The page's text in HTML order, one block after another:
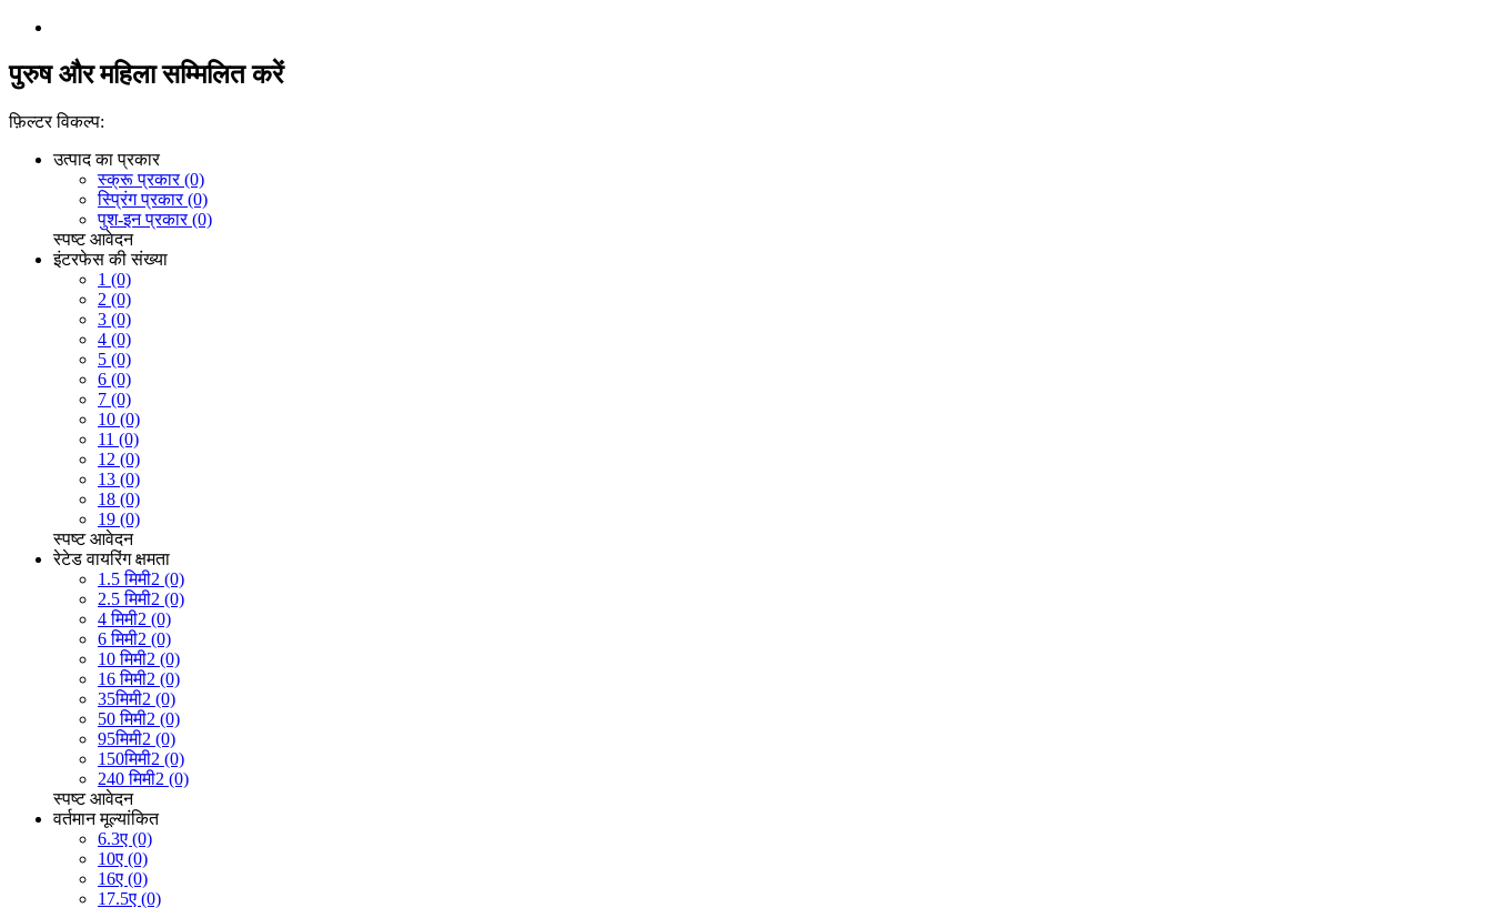
पुरुष और महिला सम्मिलित करें
फ़िल्टर विकल्प:
उत्पाद का प्रकार
स्क्रू प्रकार (0)
स्प्रिंग प्रकार (0)
पुश-इन प्रकार (0)
स्पष्ट आवेदन
इंटरफेस की संख्या
1 (0)
2 (0)
3 (0)
4 (0)
5 (0)
6 (0)
7 (0)
10 (0)
11 (0)
12 (0)
13 (0)
18 (0)
19 (0)
स्पष्ट आवेदन
रेटेड वायरिंग क्षमता
1.5 मिमी2 (0)
2.5 मिमी2 (0)
4 मिमी2 (0)
6 मिमी2 (0)
10 मिमी2 (0)
16 मिमी2 (0)
35मिमी2 (0)
50 मिमी2 (0)
95मिमी2 (0)
150मिमी2 (0)
240 मिमी2 (0)
स्पष्ट आवेदन
वर्तमान मूल्यांकित
6.3ए (0)
10ए (0)
16ए (0)
17.5ए (0)